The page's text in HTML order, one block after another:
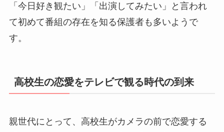
「今日好き観たい」「出演してみたい」と言われ
て初めて番組の存在を知る保護者も多いようで
す。
高校生の恋愛をテレビで観る時代の到来
親世代にとって、高校生がカメラの前で恋愛する